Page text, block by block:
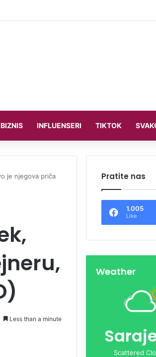
Leotom oduševila pozirajući u bikiniju
BIZNIS INFLUENSERI TIKTOK
je njegova priča
Less than a minute
Pratite nas
1.005
Like
Weather
Scattered